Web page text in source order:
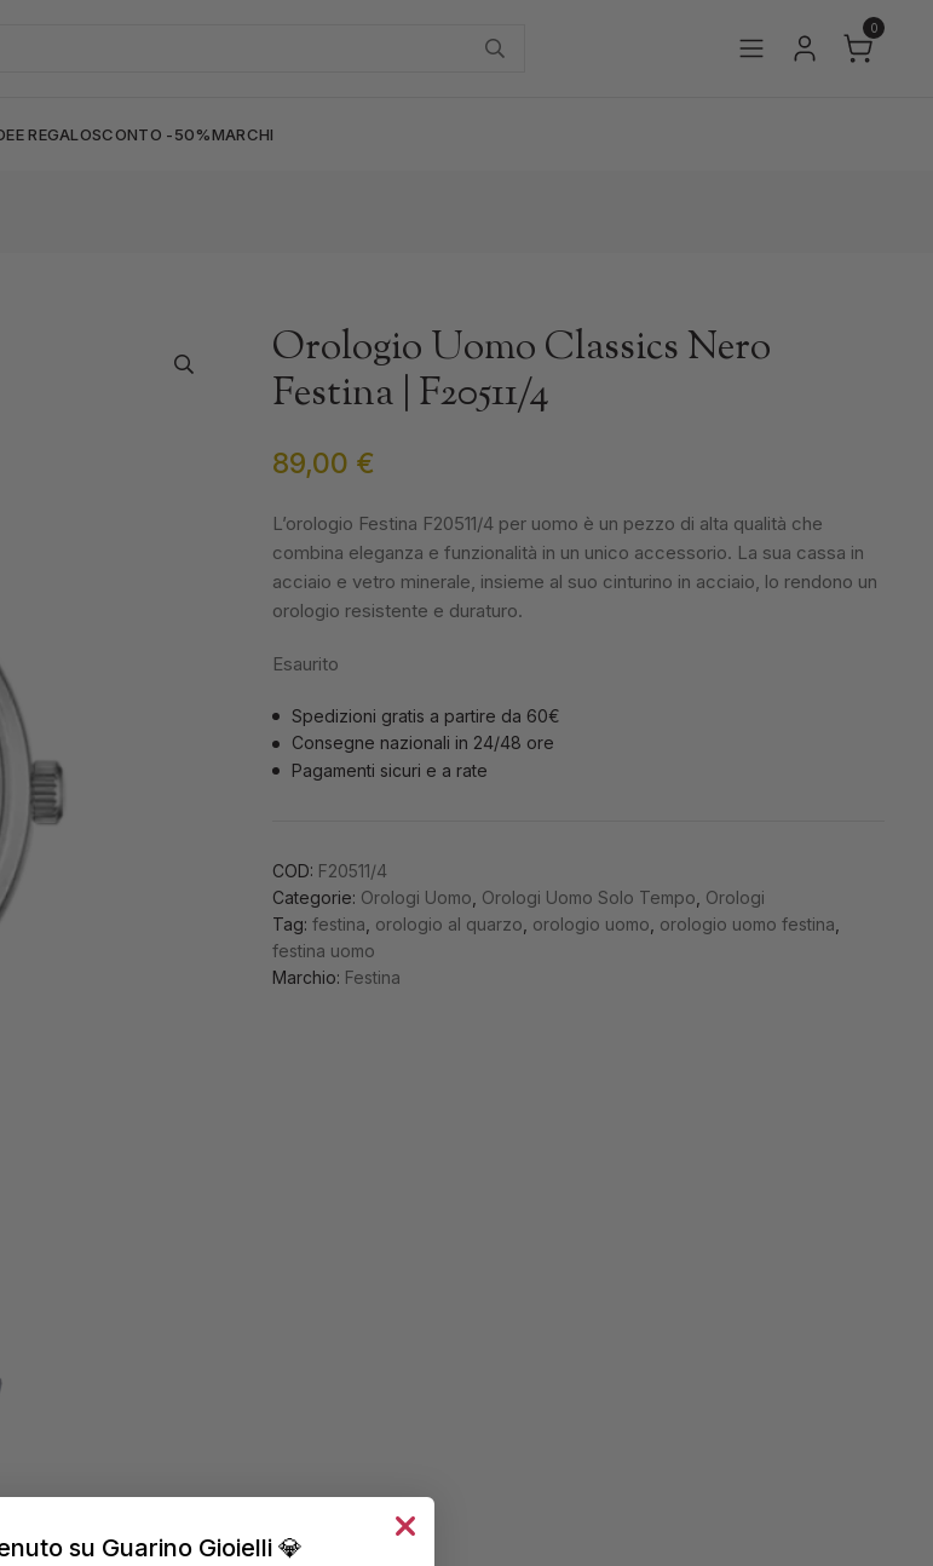
0
REGALOSCONTO -50%MARCHI
Orologio Uomo Classics Nero
Festina | F20511/4
89,00 €
L’orologio Festina F20511/4 per uomo è un pezzo di alta qualità che
combina eleganza e funzionalità in un unico accessorio. La sua cassa in
acciaio e vetro minerale, insieme al suo cinturino in acciaio, lo rendono un
orologio resistente e duraturo.
Esaurito
Spedizioni gratis a partire da 60€
Consegne nazionali in 24/48 ore
Pagamenti sicuri e a rate
COD: F20511/4
Categorie: Orologi Uomo Orologi Uomo Solo Tempo Orologi
Tag:festina orologio al quarzo orologio uomo orologio uomo festina
festina uomo
Marchio: Festina
su Guarino Gioielli 💎